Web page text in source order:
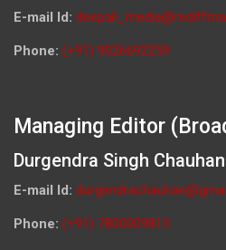
E-mail Id:
Phone: (+91) 9026692259
Managing Editor
Durgendra Singh Chauhan
E-mail Id:
Phone: (+91) 7800009813